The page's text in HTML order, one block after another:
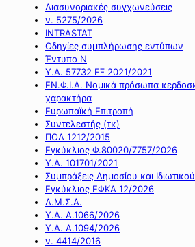
Διασυνοριακές συγχωνεύσεις
ν. 5275/2026
INTRASTAT
Οδηγίες συμπλήρωσης εντύπων
Έντυπο Ν
Υ.Α. 57732 ΕΞ 2021/2021
ΕΝ.Φ.Ι.Α. Νομικά πρόσωπα
χαρακτήρα
Ευρωπαϊκή Επιτροπή
Συντελεστής (τκ)
ΠΟΛ 1212/2015
Εγκύκλιος Φ.80020/7757/2026
Υ.Α. 101701/2021
Συμπράξεις Δημοσίου και
Εγκύκλιος ΕΦΚΑ 12/2026
Δ.Μ.Σ.Α.
Υ.Α. Α.1066/2026
Υ.Α. Α.1094/2026
ν. 4414/2016